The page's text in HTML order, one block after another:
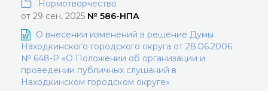
Нормотворчество
от 29 сен, 2025 № 586-НПА
О внесении изменений в решение Думы
Находкинского городского округа от 28.06.2006
№ 648-Р «О Положении об организации и
проведении публичных слушаний в
Находкинском городском округе»